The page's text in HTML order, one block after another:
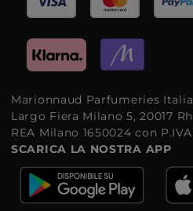
Marionnaud Parfumeries Italia
Largo Fiera Milano 5, 20017
REA Milano 1650024 con P.IVA
SCARICA LA NOSTRA APP